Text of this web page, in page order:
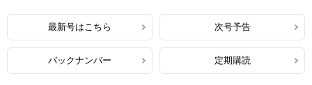
最新号はこちら 次号予告
バックナンバー 定期購読